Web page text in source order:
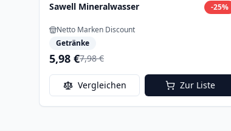
Sawell Mineralwasser -25%
Netto Marken Discount
Getränke
5,98 €7,98 €
Vergleichen Zur Liste